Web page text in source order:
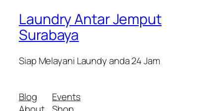
Laundry Antar Jemput
Surabaya
Siap Melayani Laundy anda 24 Jam
Blog
Events